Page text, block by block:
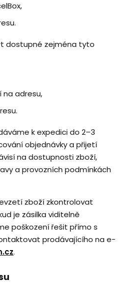
dostupné zejména tyto
na adresu,
k expedici do 2–3
objednávky a přijetí
na dostupnosti zboží,
a provozních podmínkách
zboží zkontrolovat
je zásilka viditelně
poškození řešit přímo s
prodávajícího na e-
.